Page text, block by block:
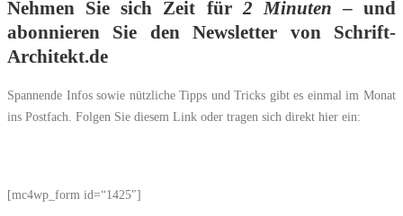
Nehmen Sie sich Zeit für 2 Minuten – und
abonnieren Sie den Newsletter von Schrift-
Architekt.de
Spannende Infos sowie nützliche Tipps und Tricks gibt es einmal im Monat
ins Postfach. Folgen Sie diesem Link oder tragen sich direkt hier ein:
[mc4wp_form id=“1425″]